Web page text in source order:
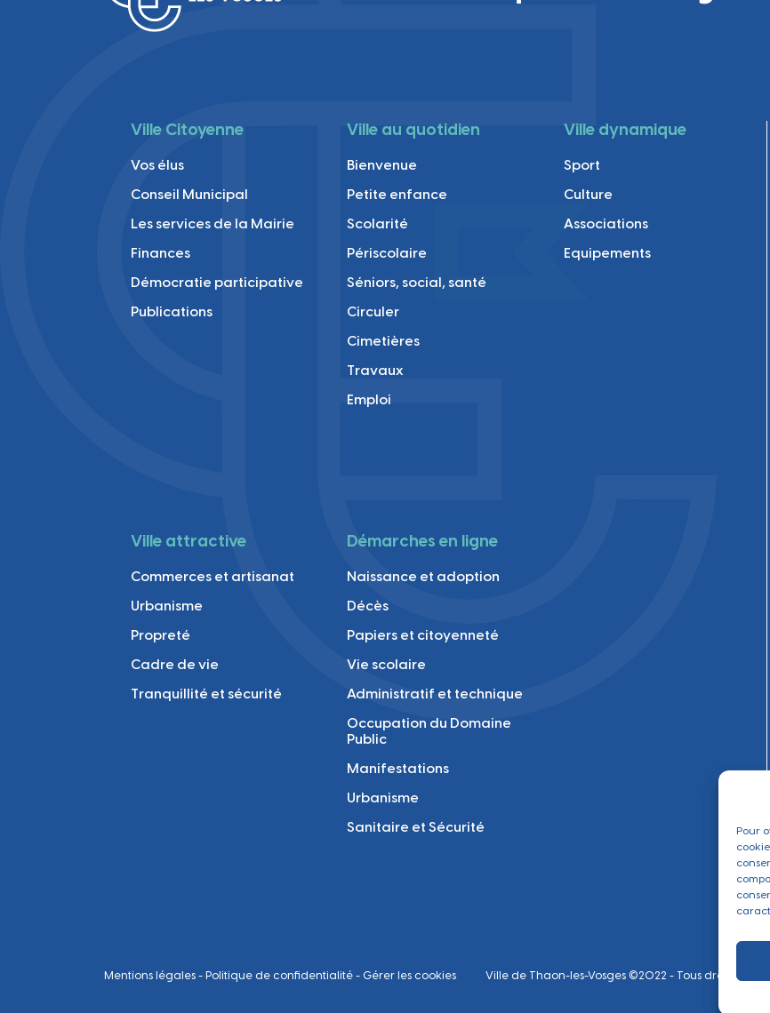
Pour
Ville Citoyenne
Vos élus
Conseil Municipal
Les services de la Mairie
Finances
Démocratie participative
Publications
Ville au quotidien
Bienvenue
Petite enfance
Scolarité
Périscolaire
Séniors, social, santé
Circuler
Cimetières
Travaux
Emploi
Ville dynamique
Sport
Culture
Associations
Equipements
Ville attractive
Commerces et artisanat
Urbanisme
Propreté
Cadre de vie
Tranquillité et sécurité
Démarches en ligne
Naissance et adoption
Décès
Papiers et citoyenneté
Vie scolaire
Administratif et technique
Occupation du Domaine
Public
Manifestations
Urbanisme
Sanitaire et Sécurité
Mentions légales - Politique de confidentialité - Gérer les cookies Ville de Thaon-les-Vosges ©2022 - Tous droits